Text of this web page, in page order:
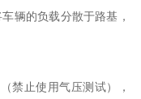
辆的负载分散于路基，
禁止使用气压测试），